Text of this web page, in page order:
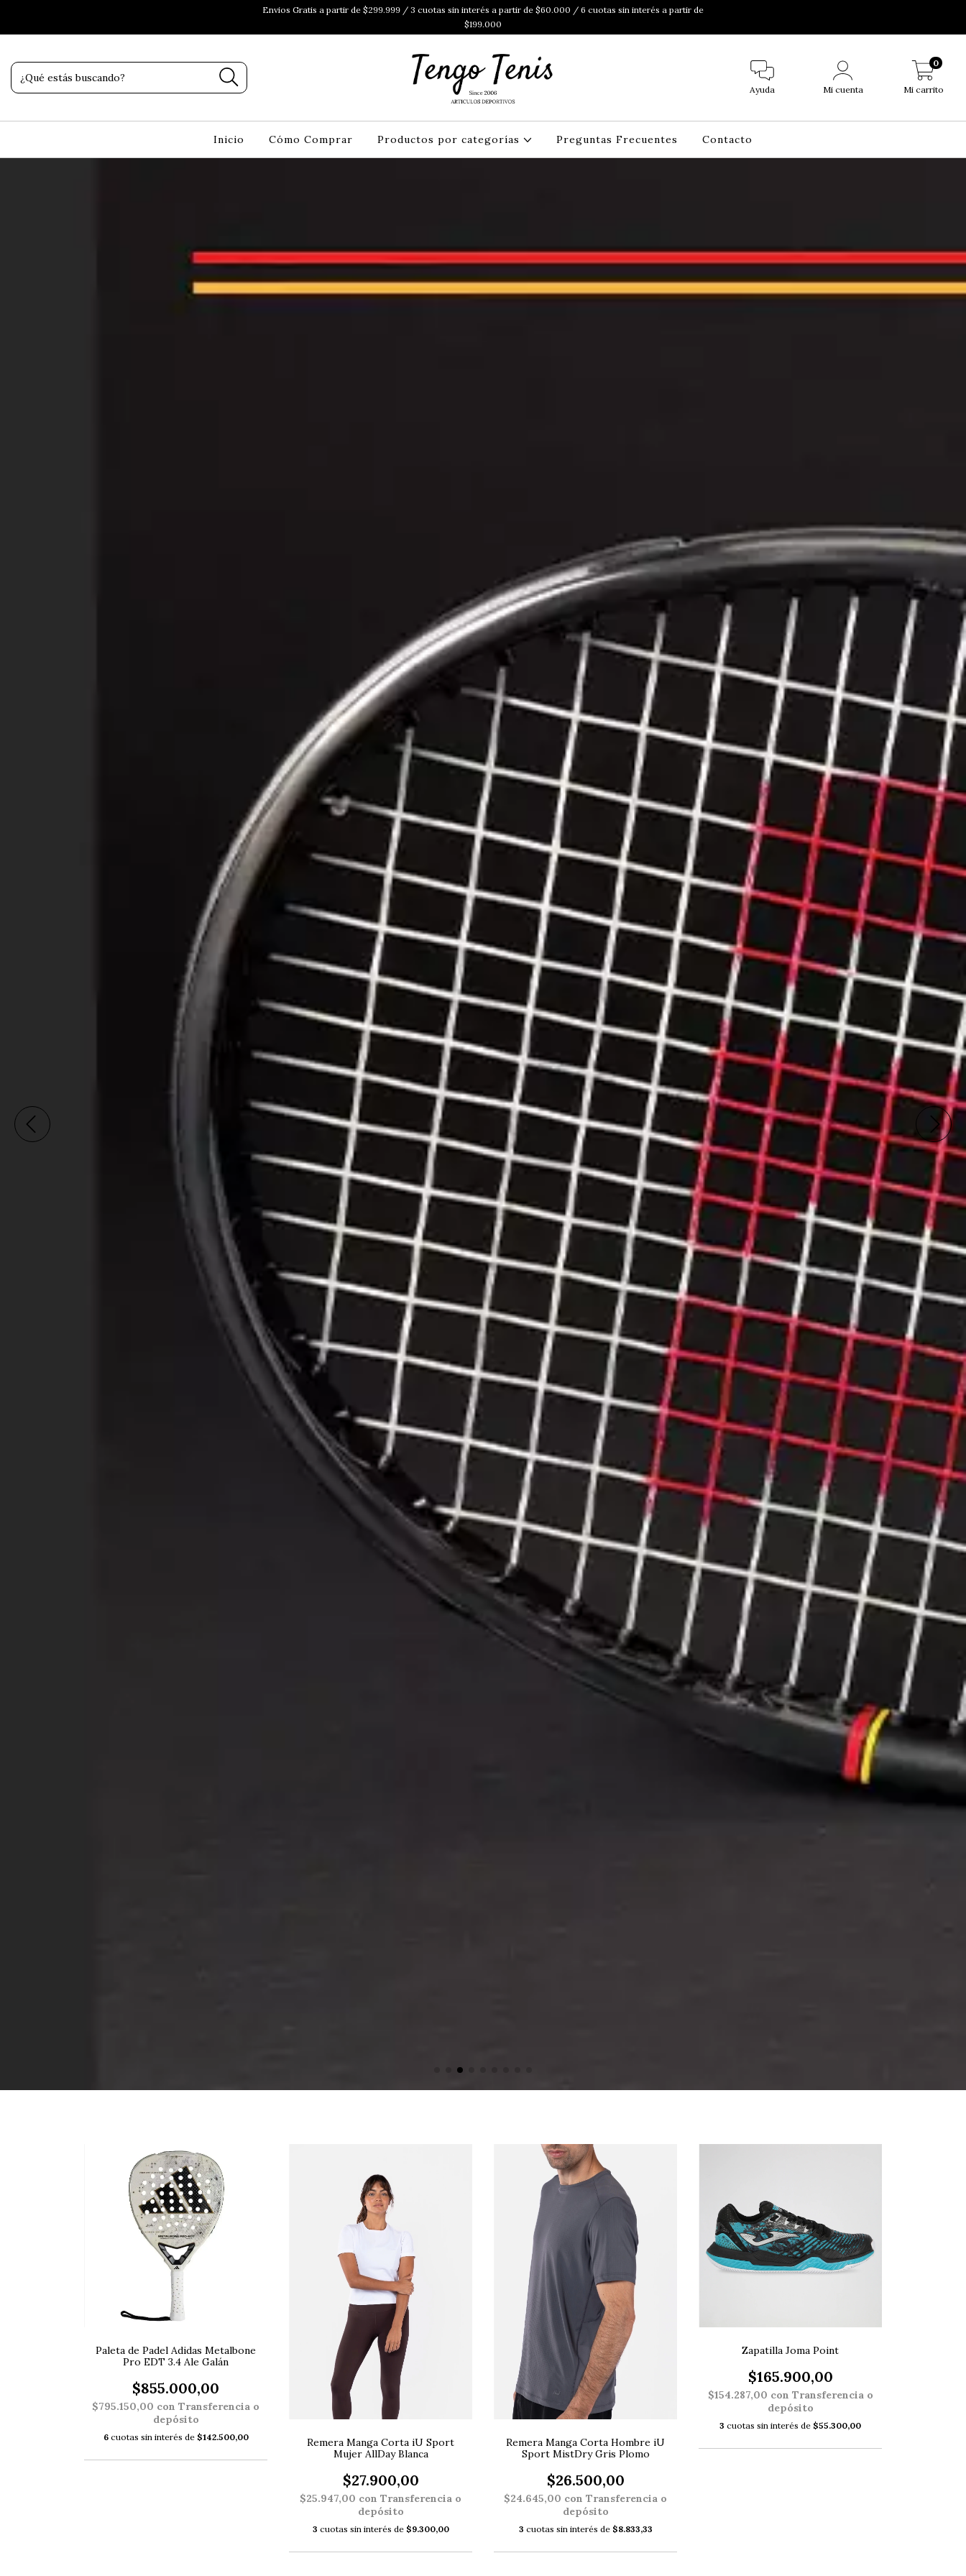
Envios Gratis a partir de $299.999 / 3 cuotas sin interés a partir de $60.000 / 6 cuotas sin interés a partir de
$199.000
Ayuda Mi cuenta Mi carrito
0
Inicio Cómo Comprar Productos por categorías Preguntas Frecuentes Contacto
Paleta de Padel Adidas Metalbone
Pro EDT 3.4 Ale Galán
$855.000,00
$795.150,00 con Transferencia o
depósito
6 cuotas sin interés de $142.500,00
Remera Manga Corta iU Sport
Mujer AllDay Blanca
$27.900,00
$25.947,00 con Transferencia o
depósito
3 cuotas sin interés de $9.300,00
Remera Manga Corta Hombre iU
Sport MistDry Gris Plomo
$26.500,00
$24.645,00 con Transferencia o
depósito
3 cuotas sin interés de $8.833,33
Zapatilla Joma Point
$165.900,00
$154.287,00 con Transferencia o
depósito
3 cuotas sin interés de $55.300,00